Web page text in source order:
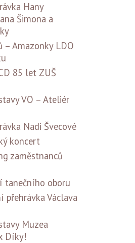
Hany
Šimona a
– Amazonky LDO
85 let ZUŠ
VO – Ateliér
Nadi Švecové
koncert
zaměstnanců
tanečního oboru
přehrávka Václava
Muzea
Díky!